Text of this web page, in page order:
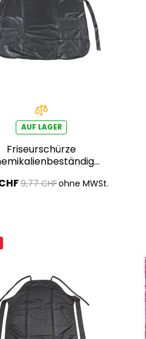
AUF LAGER
Friseurschürze
9,77 CHFohne MWSt.